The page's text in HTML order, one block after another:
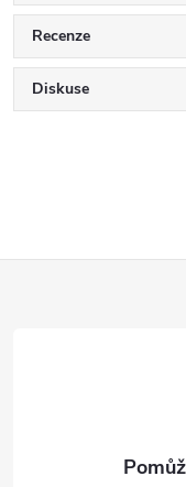
Recenze
Diskuse